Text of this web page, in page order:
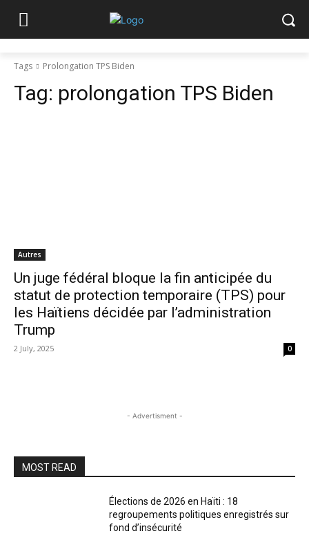
Tags Prolongation TPS Biden
Tag: prolongation TPS Biden
Autres
Un juge fédéral bloque la fin anticipée du
statut de protection temporaire (TPS) pour
les Haïtiens décidée par l’administration
Trump
2 July, 2025 0
- Advertisment -
MOST READ
Élections de 2026 en Haïti : 18
regroupements politiques enregistrés sur
fond d’insécurité